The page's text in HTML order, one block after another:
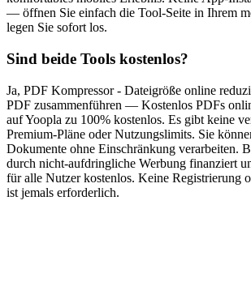
— öffnen Sie einfach die Tool-Seite in Ihrem
legen Sie sofort los.
Sind beide Tools kostenlos?
Ja, PDF Kompressor - Dateigröße online
PDF zusammenführen — Kostenlos PDFs
auf Yoopla zu 100% kostenlos. Es gibt keine
Premium-Pläne oder Nutzungslimits. Sie
Dokumente ohne Einschränkung verarbeiten.
durch nicht-aufdringliche Werbung finanziert
für alle Nutzer kostenlos. Keine Registrierung
ist jemals erforderlich.